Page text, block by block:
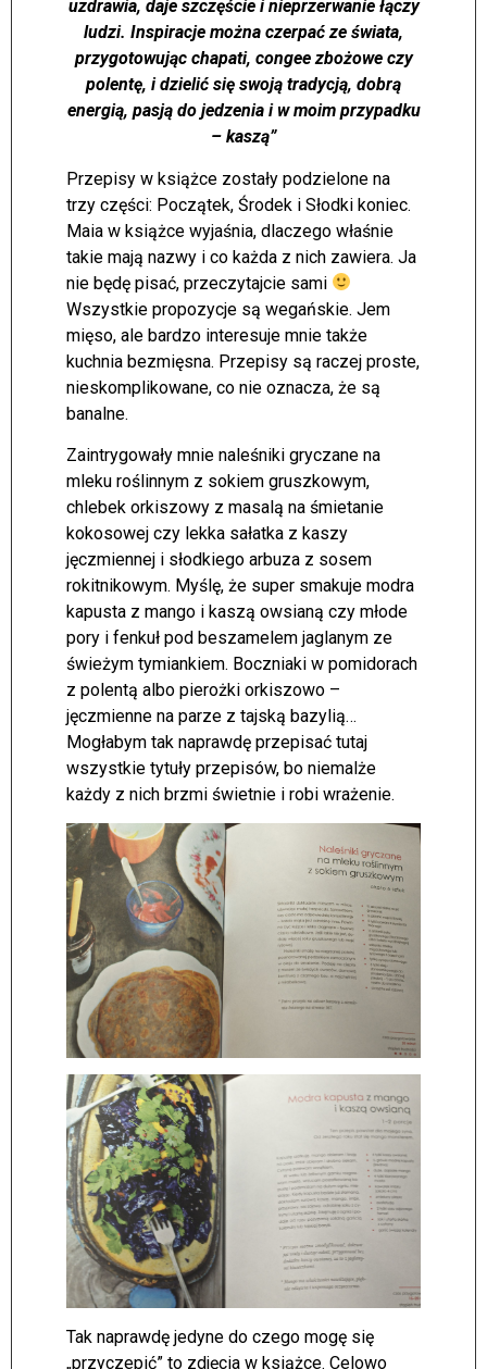
uzdrawia, daje szczęście i nieprzerwanie łączy
ludzi. Inspiracje można czerpać ze świata,
przygotowując chapati, congee zbożowe czy
polentę, i dzielić się swoją tradycją, dobrą
energią, pasją do jedzenia i w moim przypadku
– kaszą”
Przepisy w książce zostały podzielone na
trzy części: Początek, Środek i Słodki koniec.
Maia w książce wyjaśnia, dlaczego właśnie
takie mają nazwy i co każda z nich zawiera. Ja
nie będę pisać, przeczytajcie sami
Wszystkie propozycje są wegańskie. Jem
mięso, ale bardzo interesuje mnie także
kuchnia bezmięsna. Przepisy są raczej proste,
nieskomplikowane, co nie oznacza, że są
banalne.
Zaintrygowały mnie naleśniki gryczane na
mleku roślinnym z sokiem gruszkowym,
chlebek orkiszowy z masalą na śmietanie
kokosowej czy lekka sałatka z kaszy
jęczmiennej i słodkiego arbuza z sosem
rokitnikowym. Myślę, że super smakuje modra
kapusta z mango i kaszą owsianą czy młode
pory i fenkuł pod beszamelem jaglanym ze
świeżym tymiankiem. Boczniaki w pomidorach
z polentą albo pierożki orkiszowo –
jęczmienne na parze z tajską bazylią…
Mogłabym tak naprawdę przepisać tutaj
wszystkie tytuły przepisów, bo niemalże
każdy z nich brzmi świetnie i robi wrażenie.
Tak naprawdę jedyne do czego mogę się
„przyczepić” to zdjęcia w książce. Celowo